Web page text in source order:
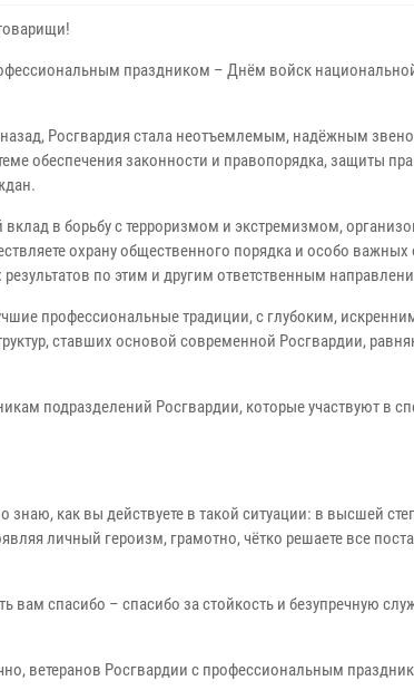
праздником – Днём войск
Росгвардия стала неотъемлемым, надёжным
обеспечения законности и правопорядка, защиты
в борьбу с терроризмом и экстремизмом,
охрану общественного порядка и особо важных
по этим и другим ответственным
профессиональные традиции, с глубоким,
ставших основой современной Росгвардии,
подразделений Росгвардии, которые участвуют в
как вы действуете в такой ситуации: в высшей
личный героизм, грамотно, чётко решаете все
вам спасибо – спасибо за стойкость и безупречную
ветеранов Росгвардии с профессиональным